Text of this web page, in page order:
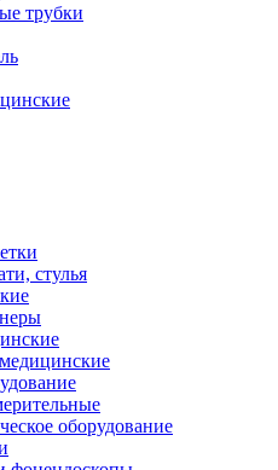
трубки
стулья
оборудование